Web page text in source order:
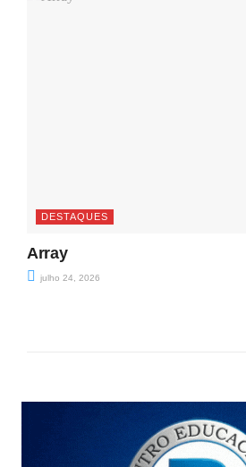
DESTAQUES
Array
julho 24, 2026